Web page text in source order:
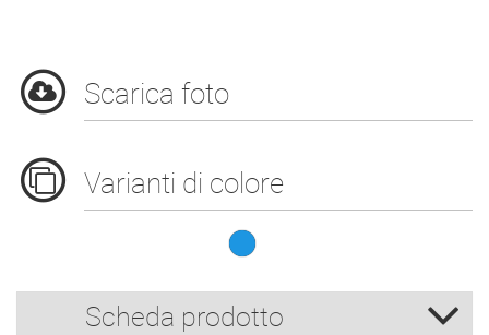
Scarica foto
Varianti di colore
Scheda prodotto